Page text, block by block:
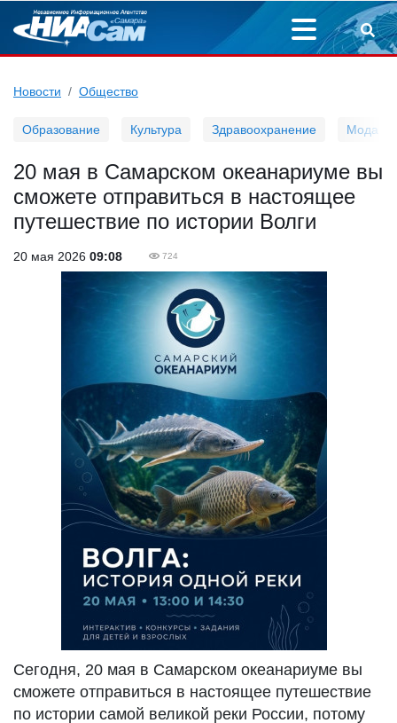
Новости Общество
Образование Культура Здравоохранение Мода
20 мая в Самарском океанариуме вы
сможете отправиться в настоящее
путешествие по истории Волги
20 мая 2026 09:08 724
Сегодня, 20 мая в Самарском океанариуме вы
сможете отправиться в настоящее путешествие
по истории самой великой реки России, потому